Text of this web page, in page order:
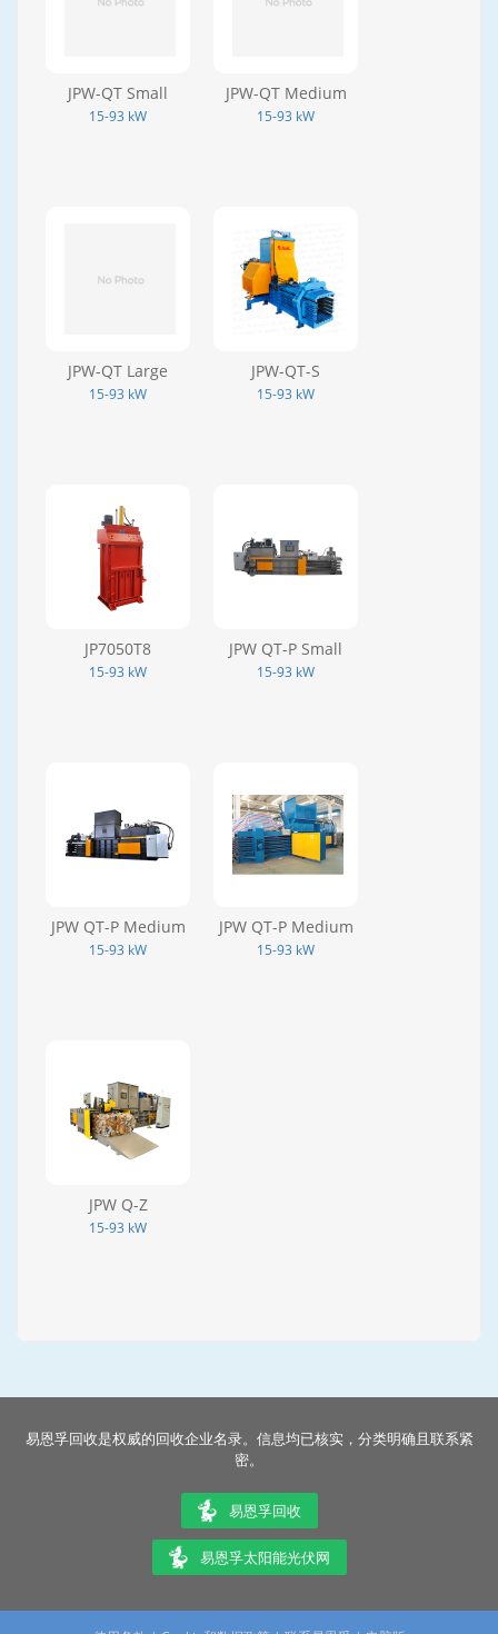
JPW-QT Small
15-93 kW
JPW-QT Medium
15-93 kW
JPW-QT Large
15-93 kW
JPW-QT-S
15-93 kW
JP7050T8
15-93 kW
JPW QT-P Small
15-93 kW
JPW QT-P Medium
15-93 kW
JPW QT-P Medium
15-93 kW
JPW Q-Z
15-93 kW
易恩孚回收是权威的回收企业名录。信息均已核实，分类明确且联系紧
密。
易恩孚回收
易恩孚太阳能光伏网